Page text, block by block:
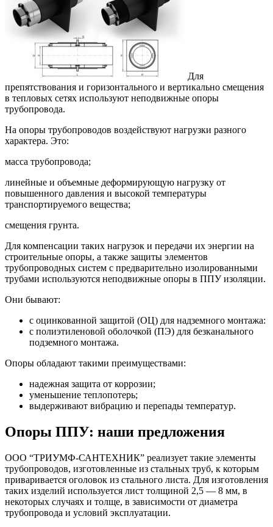
Для
препятствования и горизонтального и вертикально смещения
в тепловых сетях используют неподвижные опоры
трубопровода.
На опоры трубопроводов воздействуют нагрузки разного
характера. Это:
масса трубопровода;
линейные и объемные деформирующую нагрузку от
повышенного давления и высокой температуры
транспортируемого вещества;
смещения грунта.
Для компенсации таких нагрузок и передачи их энергии на
строительные опоры, а также защиты элементов
трубопроводных систем с предварительно изолированными
трубами используются неподвижные опоры в ППУ изоляции.
Они бывают:
с оцинкованной защитой (ОЦ) для надземного монтажа:
с полиэтиленовой оболочкой (ПЭ) для безканального
подземного монтажа.
Опоры обладают такими преимуществами:
надежная защита от коррозии;
уменьшение теплопотерь;
выдерживают вибрацию и перепады температур.
Опоры ППУ: наши предложения
ООО “ТРИУМФ-САНТЕХНИК” реализует такие элементы
трубопроводов, изготовленные из стальных труб, к которым
приваривается оголовок из стального листа. Для изготовления
таких изделий используется лист толщиной 2,5 — 8 мм, в
некоторых случаях и толще, в зависимости от диаметра
трубопровода и условий эксплуатации.